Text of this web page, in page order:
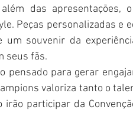
das apresentações,
Peças personalizadas e
um souvenir da
seus fãs.
pensado para gerar
valoriza tanto o
irão participar da